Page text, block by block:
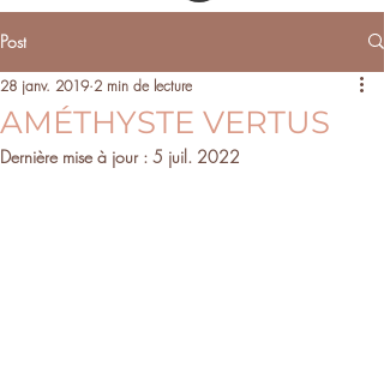
Post
AMÉTHYSTE VERTUS
28 janv. 2019 2 min de lecture
Dernière mise à jour : 5 juil. 2022